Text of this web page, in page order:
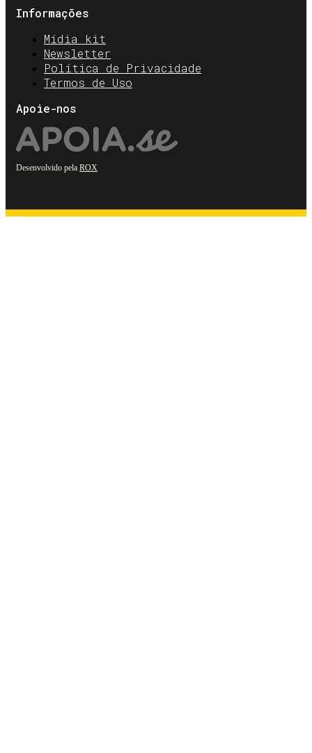
Informações
Mídia kit
Newsletter
Política de Privacidade
Termos de Uso
Apoie-nos
Desenvolvido pela ROX